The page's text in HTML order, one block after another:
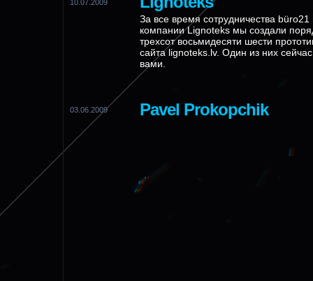
10.07.2009
За все время сотрудничества büro21
компании Lignoteks мы создали
трехсот восьмидесяти шести
сайта lignoteks.lv. Один из них
вами.
Pavel Prokopchik
03.06.2009